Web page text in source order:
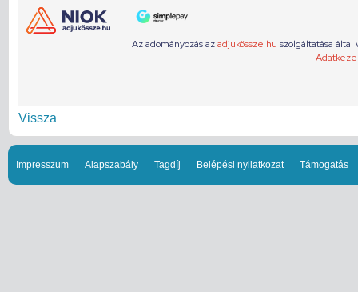
Vissza
Impresszum Alapszabály Tagdíj Belépési nyilatkozat Támogatás